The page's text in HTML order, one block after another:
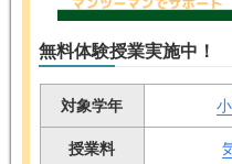
無料体験授業実施中！
対象学年
授業料